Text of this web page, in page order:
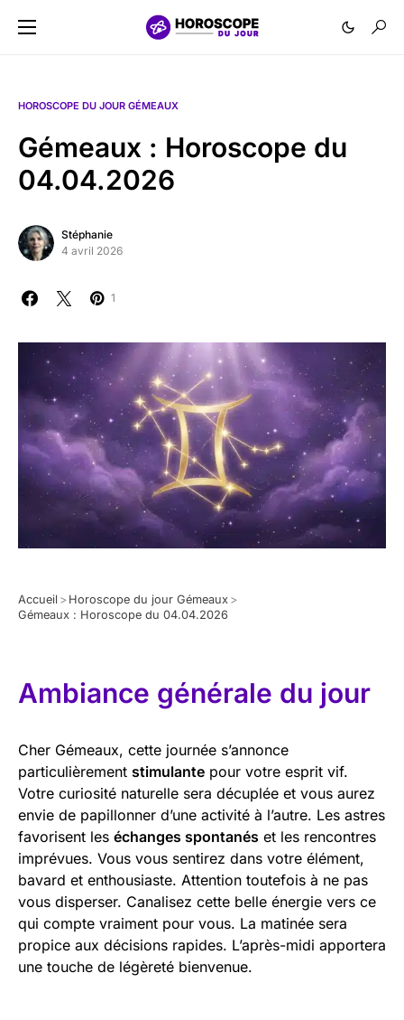
HOROSCOPE DU JOUR GÉMEAUX
Gémeaux : Horoscope du
04.04.2026
Stéphanie
4 avril 2026
1
Accueil > Horoscope du jour Gémeaux >
Gémeaux : Horoscope du 04.04.2026
Ambiance générale du jour
Cher Gémeaux, cette journée s’annonce
particulièrement stimulante pour votre esprit vif.
Votre curiosité naturelle sera décuplée et vous aurez
envie de papillonner d’une activité à l’autre. Les astres
favorisent les échanges spontanés et les rencontres
imprévues. Vous vous sentirez dans votre élément,
bavard et enthousiaste. Attention toutefois à ne pas
vous disperser. Canalisez cette belle énergie vers ce
qui compte vraiment pour vous. La matinée sera
propice aux décisions rapides. L’après-midi apportera
une touche de légèreté bienvenue.